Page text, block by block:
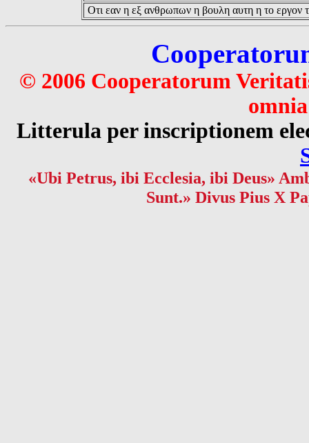
Οτι εαν η εξ ανθρωπων η βουλη αυτη η το εργον
© 2006 Cooperatorum
Litterula per inscriptionem
«Ubi Petrus, ibi Ecclesia, ibi Deus»
Sunt.» Divus Pius X